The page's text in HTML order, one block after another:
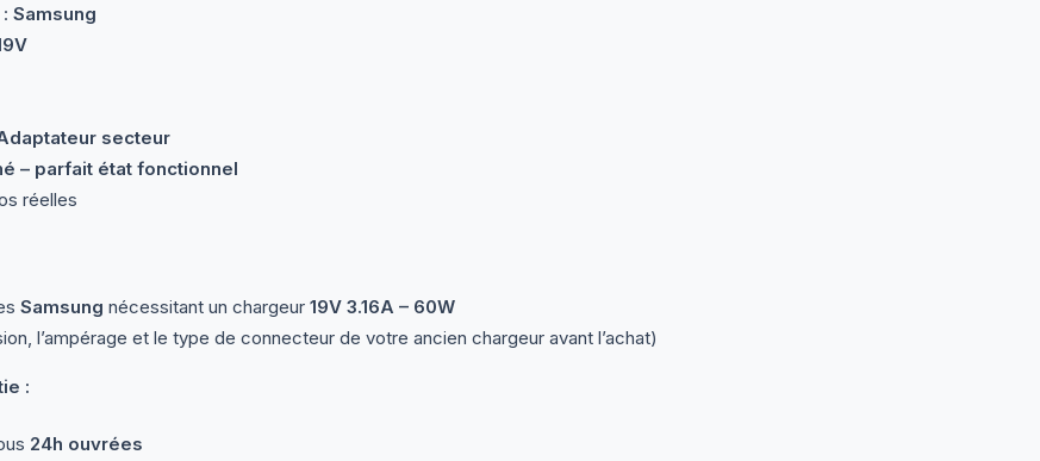
Samsung
secteur
– parfait état fonctionnel
réelles
Samsung nécessitant un chargeur 19V 3.16A – 60W
l’ampérage et le type de connecteur de votre ancien chargeur avant l’achat)
:
24h ouvrées